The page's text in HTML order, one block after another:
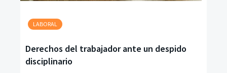
LABORAL
Derechos del trabajador ante un despido
disciplinario